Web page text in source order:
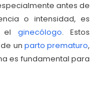
antes de
o intensidad, es
el ginecólogo. Estos
un parto prematuro,
es fundamental para